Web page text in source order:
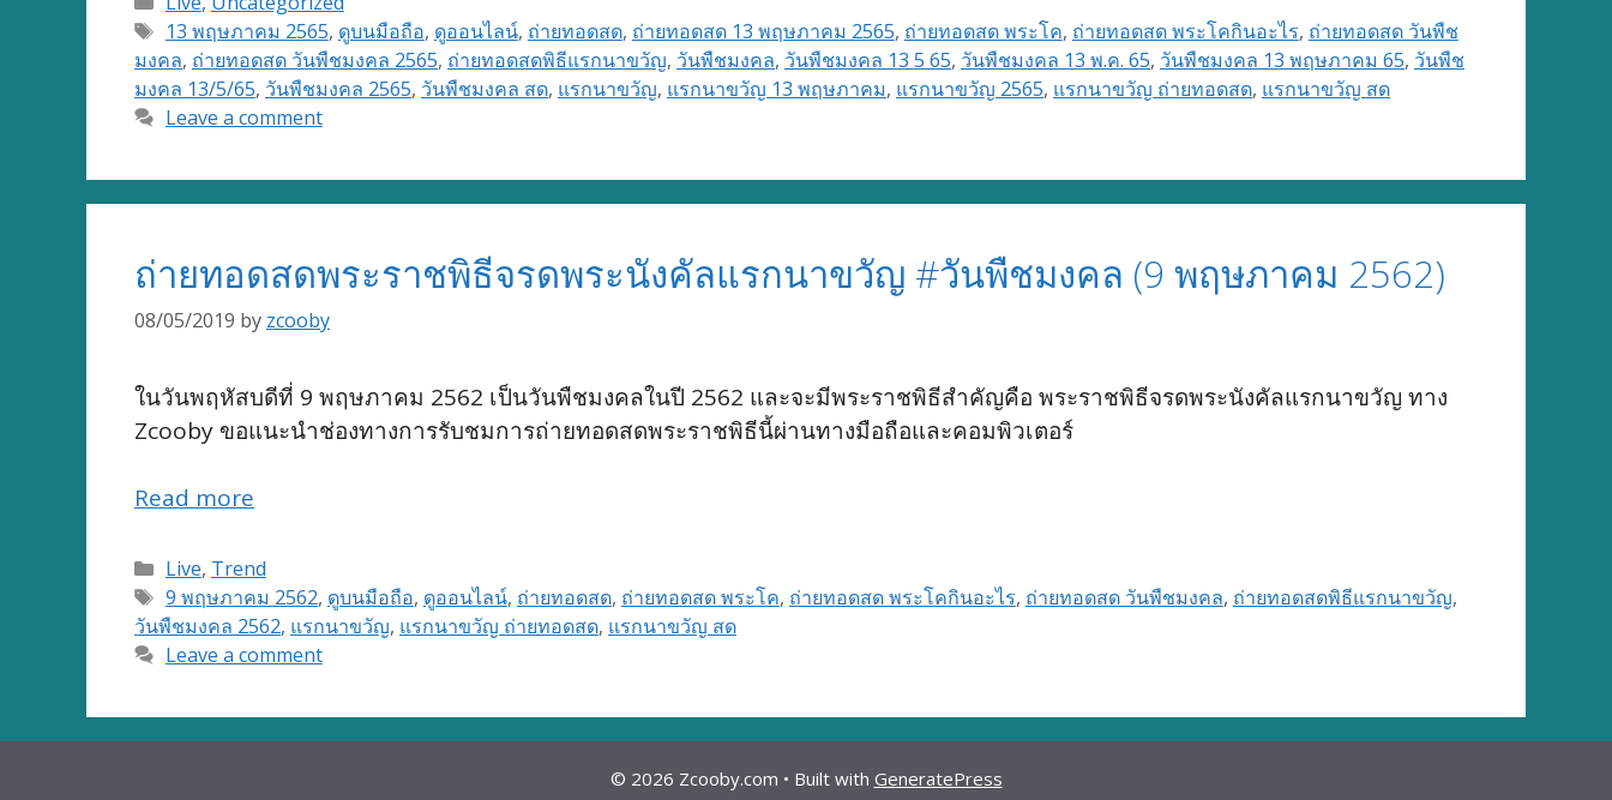
Tags
13 พฤษภาคม 2565, ดูบนมือถือ, ดูออนไลน์, ถ่ายทอดสด, ถ่ายทอดสด 13 พฤษภาคม 2565, ถ่ายทอดสด พระโค, ถ่ายทอดสด พระโคกินอะไร, ถ่ายทอดสด วันพืช
มงคล, ถ่ายทอดสด วันพืชมงคล 2565, ถ่ายทอดสดพิธีแรกนาขวัญ, วันพืชมงคล, วันพืชมงคล 13 5 65, วันพืชมงคล 13 พ.ค. 65, วันพืชมงคล 13 พฤษภาคม 65, วันพืช
มงคล 13/5/65, วันพืชมงคล 2565, วันพืชมงคล สด, แรกนาขวัญ, แรกนาขวัญ 13 พฤษภาคม, แรกนาขวัญ 2565, แรกนาขวัญ ถ่ายทอดสด, แรกนาขวัญ สด
Leave a comment
ถ่ายทอดสดพระราชพิธีจรดพระนังคัลแรกนาขวัญ #วันพืชมงคล (9 พฤษภาคม 2562)
08/05/2019 by zcooby
ในวันพฤหัสบดีที่ 9 พฤษภาคม 2562 เป็นวันพืชมงคลในปี 2562 และจะมีพระราชพิธีสำคัญคือ พระราชพิธีจรดพระนังคัลแรกนาขวัญ ทาง
Zcooby ขอแนะนำช่องทางการรับชมการถ่ายทอดสดพระราชพิธีนี้ผ่านทางมือถือและคอมพิวเตอร์
Read more
Categories
Live, Trend
Tags
9 พฤษภาคม 2562, ดูบนมือถือ, ดูออนไลน์, ถ่ายทอดสด, ถ่ายทอดสด พระโค, ถ่ายทอดสด พระโคกินอะไร, ถ่ายทอดสด วันพืชมงคล, ถ่ายทอดสดพิธีแรกนาขวัญ,
วันพืชมงคล 2562, แรกนาขวัญ, แรกนาขวัญ ถ่ายทอดสด, แรกนาขวัญ สด
Leave a comment
© 2026 Zcooby.com • Built with GeneratePress